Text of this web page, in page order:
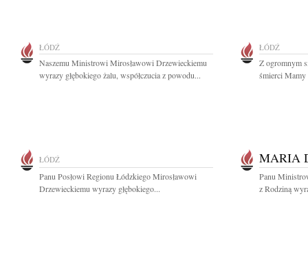
ŁÓDŹ
Naszemu Ministrowi Mirosławowi Drzewieckiemu
wyrazy głębokiego żalu, współczucia z powodu...
ŁÓDŹ
Z ogromnym
śmierci Mamy
ŁÓDŹ
Panu Posłowi Regionu Łódzkiego Mirosławowi
Drzewieckiemu wyrazy głębokiego...
MARIA
Panu
z Rodziną